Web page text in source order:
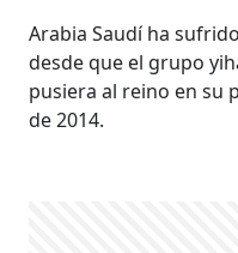
Arabia Saudí ha
desde que el grupo
pusiera al reino en su
de 2014.